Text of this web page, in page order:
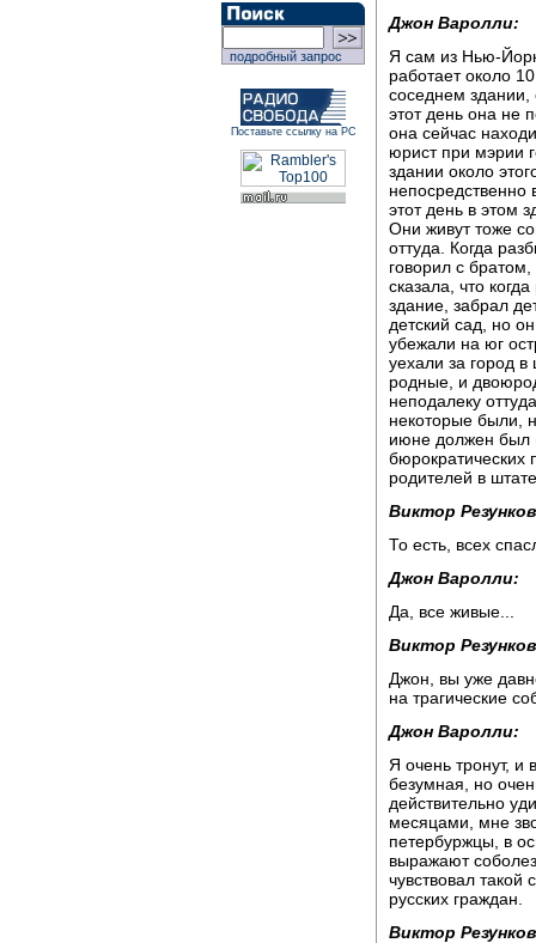
подробный запрос
Поставьте ссылку на РС
Джон Варолли:
Я сам из Нью-
работает около
соседнем здании,
этот день она не
она сейчас
юрист при мэрии
здании около
этот день в этом
Они живут тоже
оттуда. Когда
говорил с
сказала, что
здание, забрал
детский сад, но
убежали на юг
уехали за город
родные, и
неподалеку
некоторые были,
июне должен был
родителей в
Виктор
То есть, всех
Джон Варолли:
Да, все живые...
Виктор
Джон, вы уже
на трагические
Джон Варолли:
Я очень тронут, и
безумная, но
действительно
месяцами, мне
петербуржцы, в
выражают
чувствовал
русских граждан.
Виктор